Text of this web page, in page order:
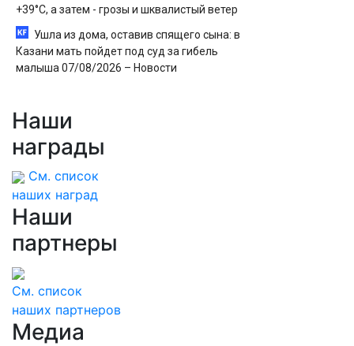
+39°С, а затем - грозы и шквалистый ветер
Ушла из дома, оставив спящего сына: в
Казани мать пойдет под суд за гибель
малыша 07/08/2026 – Новости
Наши
награды
См. список
наших наград
Наши
партнеры
См. список
наших партнеров
Медиа